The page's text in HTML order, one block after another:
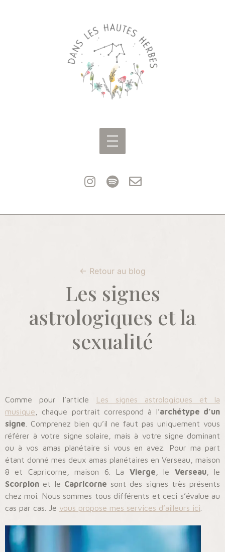
← Retour au blog
Les signes
astrologiques et la
sexualité
Comme pour l’article
Les signes astrologiques et la
musique , chaque portrait correspond à l’archétype d’un
signe . Comprenez bien qu’il ne faut pas uniquement vous
référer à votre signe solaire, mais à votre signe dominant
ou à vos amas planétaire si vous en avez. Pour ma part
étant donné mes deux amas planétaires en Verseau, maison
8 et Capricorne, maison 6. La Vierge , le Verseau, le
Scorpion et le Capricorne sont des signes très présents
chez moi. Nous sommes tous différents et ceci s’évalue au
cas par cas. Je vous propose mes services d’ailleurs ici